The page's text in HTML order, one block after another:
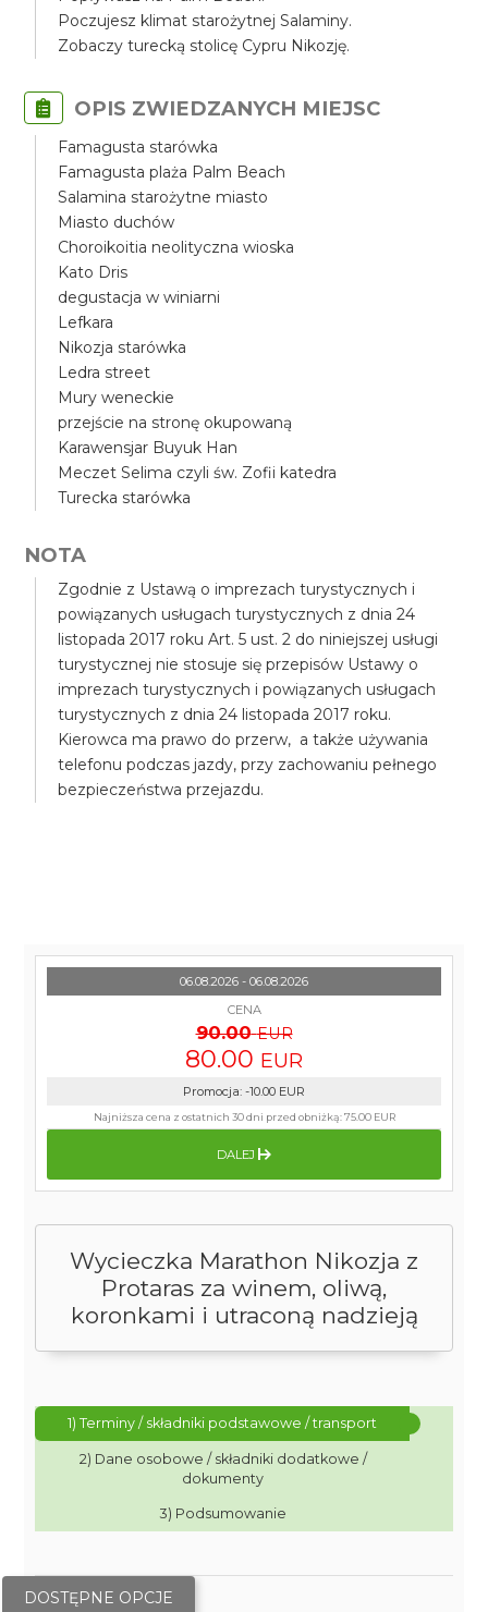
Poczujesz klimat starożytnej Salaminy.
Zobaczy turecką stolicę Cypru Nikozję.
OPIS ZWIEDZANYCH MIEJSC
Famagusta starówka
Famagusta plaża Palm Beach
Salamina starożytne miasto
Miasto duchów
Choroikoitia neolityczna wioska
Kato Dris
degustacja w winiarni
Lefkara
Nikozja starówka
Ledra street
Mury weneckie
przejście na stronę okupowaną
Karawensjar Buyuk Han
Meczet Selima czyli św. Zofii katedra
Turecka starówka
NOTA
Zgodnie z Ustawą o imprezach turystycznych i
powiązanych usługach turystycznych z dnia 24
listopada 2017 roku Art. 5 ust. 2 do niniejszej usługi
turystycznej nie stosuje się przepisów Ustawy o
imprezach turystycznych i powiązanych usługach
turystycznych z dnia 24 listopada 2017 roku.
Kierowca ma prawo do przerw, a także używania
telefonu podczas jazdy, przy zachowaniu pełnego
bezpieczeństwa przejazdu.
Wycieczka Marathon Nikozja z
Protaras za winem, oliwą,
koronkami i utraconą nadzieją
1) Terminy / składniki podstawowe / transport
2) Dane osobowe / składniki dodatkowe /
dokumenty
3) Podsumowanie
DOSTĘPNE OPCJE
06.08.2026 - 06.08.2026
CENA
90.00 EUR
80.00 EUR
Promocja: -10.00 EUR
Najniższa cena z ostatnich 30 dni przed obniżką:75.00 EUR
DALEJ